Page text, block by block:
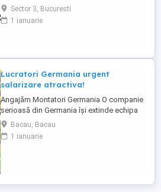
RIGIPSAR si montator casetat Se ofera: -
angajare cu carte de munca - salariu de la
8500 lei luna în funcție de experienta, cu
intre salarii; - ...
Sector 3, Bucuresti
1 ianuarie
Lucratori Germania urgent
salarizare atractiva!
Angajăm Montatori Germania O companie
serioasă din Germania își extinde echipa
și caută minimum 2, ideal 4 montatori
pentru montajul de: acoperișuri pentru
terase; sisteme din aluminiu; sisteme
Bacau, Bacau
1 ianuarie